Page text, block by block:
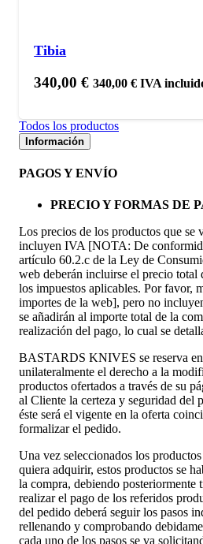
Tibia
340,00€ 340,00€ IVA
Todos los productos
Información
PAGOS Y ENVÍO
PRECIO Y FORMAS DE
Los precios de los productos que se
incluyen IVA [NOTA: De
artículo 60.2.c de la Ley de
web deberán incluirse el precio total
los impuestos aplicables. Por favor,
importes de la web], pero no
se añadirán al importe total de la
realización del pago, lo cual se
BASTARDS KNIVES se reserva
unilateralmente el derecho a la
productos ofertados a través de su
al Cliente la certeza y seguridad del
éste será el vigente en la oferta
formalizar el pedido.
Una vez seleccionados los
quiera adquirir, estos productos se
la compra, debiendo posteriormente
realizar el pago de los referidos
del pedido deberá seguir los pasos
rellenando y comprobando
cada uno de los pasos se va